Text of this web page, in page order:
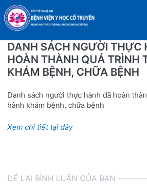
DANH SÁCH NGƯỜI THỰC
HOÀN THÀNH QUÁ TRÌNH
KHÁM BỆNH, CHỮA BỆNH
Danh sách người thực hành đã hoàn
hành khám bệnh, chữa bệnh
Xem chi tiết tại đây
ĐỂ LẠI BÌNH LUẬN CỦA BẠN